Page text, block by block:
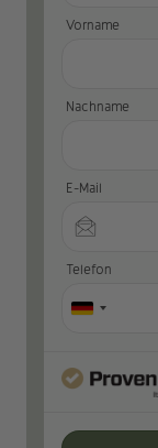
Vorname
Nachname
E-Mail
Telefon